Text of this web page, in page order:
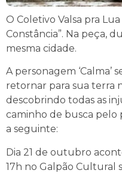
O Coletivo Valsa pra
Constância”. Na peça,
mesma cidade.
A personagem ‘Calma’
retornar para sua terra
descobrindo todas as
caminho de busca pelo
a seguinte:
Dia 21 de outubro
17h no Galpão Cultural